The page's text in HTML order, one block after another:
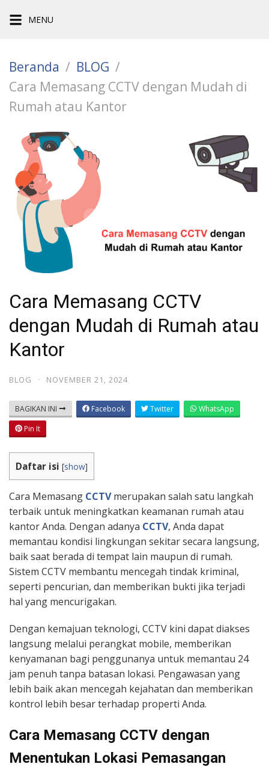
ke
MENU
Beranda
BLOG
Cara Memasang CCTV dengan Mudah di
Rumah atau Kantor
Cara Memasang CCTV
dengan Mudah di Rumah atau
Kantor
BLOG · NOVEMBER 21, 2024
BAGIKAN INI Facebook Twitter
WhatsApp
Pin It
Daftar isi [show]
Cara Memasang CCTVmerupakan salah satu langkah
terbaik untuk meningkatkan keamanan rumah atau
kantor Anda. Dengan adanya CCTV, Anda dapat
memantau kondisi lingkungan sekitar secara langsung,
baik saat berada di tempat lain maupun di rumah.
Sistem CCTV membantu mencegah tindak kriminal,
seperti pencurian, dan memberikan bukti jika terjadi
hal yang mencurigakan.
Dengan kemajuan teknologi, CCTV kini dapat diakses
langsung melalui perangkat mobile, memberikan
kenyamanan bagi penggunanya untuk memantau 24
jam penuh tanpa batasan lokasi. Pengawasan yang
lebih baik akan mencegah kejahatan dan memberikan
kontrol lebih besar terhadap properti Anda.
Cara Memasang CCTV dengan
Menentukan Lokasi Pemasangan